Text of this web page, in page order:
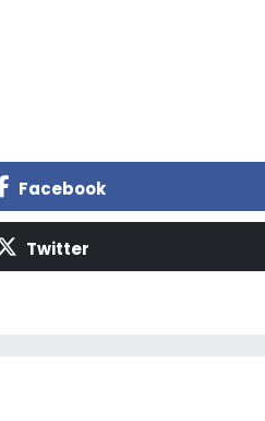
Facebook
Twitter